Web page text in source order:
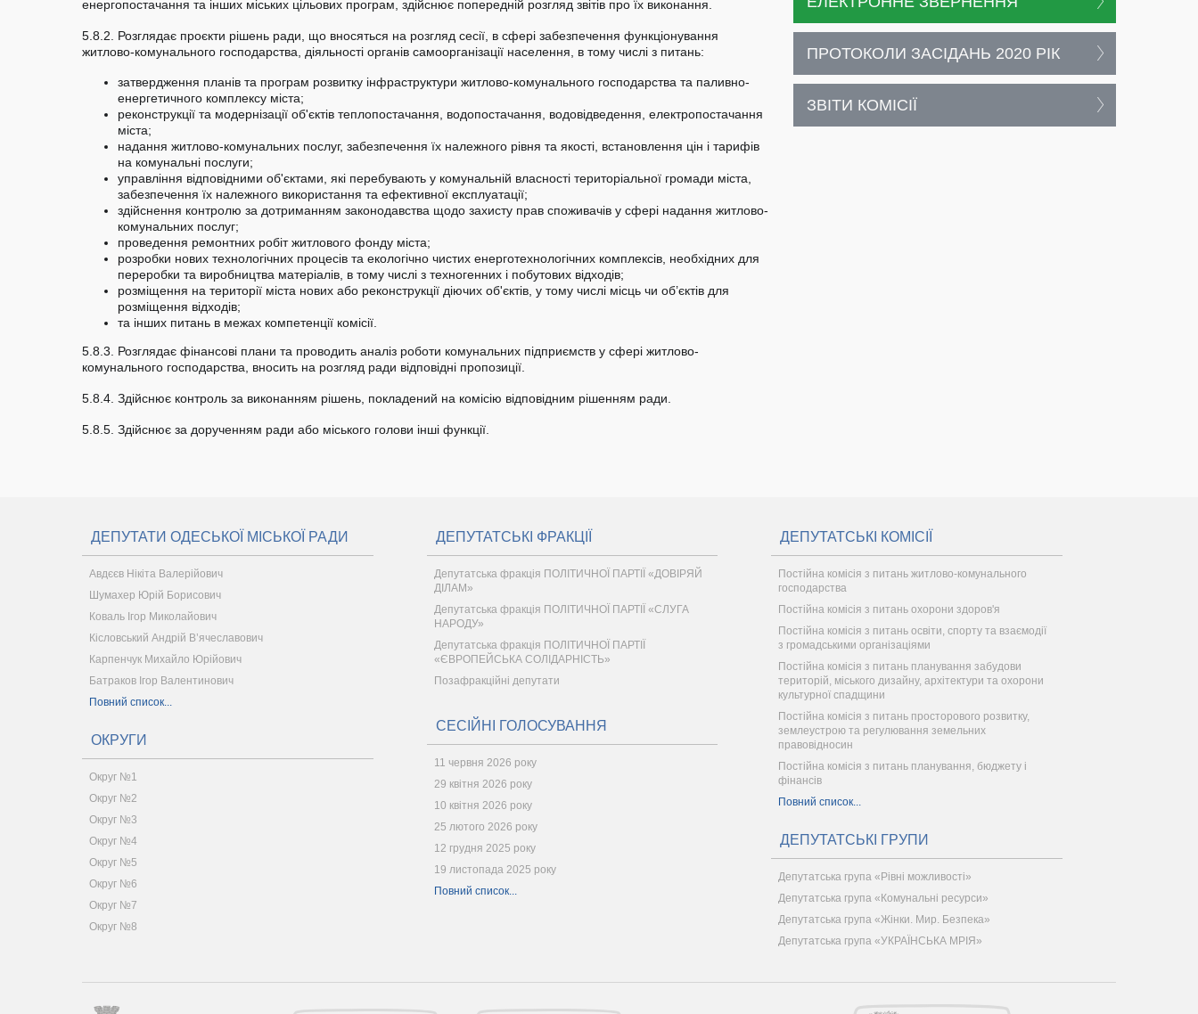
енергопостачання та інших міських цільових програм, здійснює попередній розгляд звітів про їх виконання.
5.8.2. Розглядає проєкти рішень ради, що вносяться на розгляд сесії, в сфері забезпечення функціонування
житлово-комунального господарства, діяльності органів самоорганізації населення, в тому числі з питань:
затвердження планів та програм розвитку інфраструктури житлово-комунального господарства та паливно-
енергетичного комплексу міста;
реконструкції та модернізації об'єктів теплопостачання, водопостачання, водовідведення, електропостачання
міста;
надання житлово-комунальних послуг, забезпечення їх належного рівня та якості, встановлення цін і тарифів
на комунальні послуги;
управління відповідними об'єктами, які перебувають у комунальній власності територіальної громади міста,
забезпечення їх належного використання та ефективної експлуатації;
здійснення контролю за дотриманням законодавства щодо захисту прав споживачів у сфері надання житлово-
комунальних послуг;
проведення ремонтних робіт житлового фонду міста;
розробки нових технологічних процесів та екологічно чистих енерготехнологічних комплексів, необхідних для
переробки та виробництва матеріалів, в тому числі з техногенних і побутових відходів;
розміщення на території міста нових або реконструкції діючих об'єктів, у тому числі місць чи об’єктів для
розміщення відходів;
та інших питань в межах компетенції комісії.
5.8.3. Розглядає фінансові плани та проводить аналіз роботи комунальних підприємств у сфері житлово-
комунального господарства, вносить на розгляд ради відповідні пропозиції.
5.8.4. Здійснює контроль за виконанням рішень, покладений на комісію відповідним рішенням ради.
5.8.5. Здійснює за дорученням ради або міського голови інші функції.
ПРОТОКОЛИ ЗАСІДАНЬ 2020 РІК
ЗВІТИ КОМІСІЇ
ДЕПУТАТИ ОДЕСЬКОЇ МІСЬКОЇ РАДИ
Авдєєв Нікіта Валерійович
Шумахер Юрій Борисович
Коваль Ігор Миколайович
Кісловський Андрій В’ячеславович
Карпенчук Михайло Юрійович
Батраков Ігор Валентинович
Повний список...
ОКРУГИ
Округ №1
Округ №2
Округ №3
Округ №4
Округ №5
Округ №6
Округ №7
Округ №8
ДЕПУТАТСЬКІ ФРАКЦІЇ
Депутатська фракція ПОЛІТИЧНОЇ ПАРТІЇ «ДОВІРЯЙ
ДІЛАМ»
Депутатська фракція ПОЛІТИЧНОЇ ПАРТІЇ «СЛУГА
НАРОДУ»
Депутатська фракція ПОЛІТИЧНОЇ ПАРТІЇ
«ЄВРОПЕЙСЬКА СОЛІДАРНІСТЬ»
Позафракційні депутати
СЕСІЙНІ ГОЛОСУВАННЯ
11 червня 2026 року
29 квітня 2026 року
10 квітня 2026 року
25 лютого 2026 року
12 грудня 2025 року
19 листопада 2025 року
Повний список...
ДЕПУТАТСЬКІ КОМІСІЇ
Постійна комісія з питань житлово-комунального
господарства
Постійна комісія з питань охорони здоров'я
Постійна комісія з питань освіти, спорту та взаємодії
з громадськими організаціями
Постійна комісія з питань планування забудови
територій, міського дизайну, архітектури та охорони
культурної спадщини
Постійна комісія з питань просторового розвитку,
землеустрою та регулювання земельних
правовідносин
Постійна комісія з питань планування, бюджету і
фінансів
Повний список...
ДЕПУТАТСЬКІ ГРУПИ
Депутатська група «Рівні можливості»
Депутатська група «Комунальні ресурси»
Депутатська група «Жінки. Мир. Безпека»
Депутатська група «УКРАЇНСЬКА МРІЯ»